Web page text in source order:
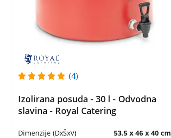
(4)
Izolirana posuda - 30 l - Odvodna
slavina - Royal Catering
Dimenzije (DxŠxV) 53.5 x 46 x 40 cm